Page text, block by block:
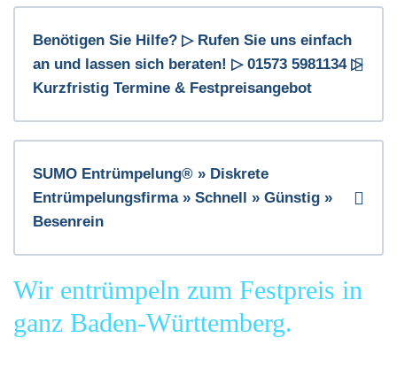
Benötigen Sie Hilfe? ▷ Rufen Sie uns einfach
an und lassen sich beraten! ▷ 01573 5981134 ▷
Kurzfristig Termine & Festpreisangebot
SUMO Entrümpelung® » Diskrete
Entrümpelungsfirma » Schnell » Günstig »
Besenrein
Wir entrümpeln zum Festpreis in
ganz Baden-Württemberg.